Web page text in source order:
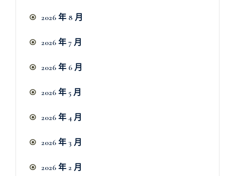
2026 年 8 月
2026 年 7 月
2026 年 6 月
2026 年 5 月
2026 年 4 月
2026 年 3 月
2026 年 2 月